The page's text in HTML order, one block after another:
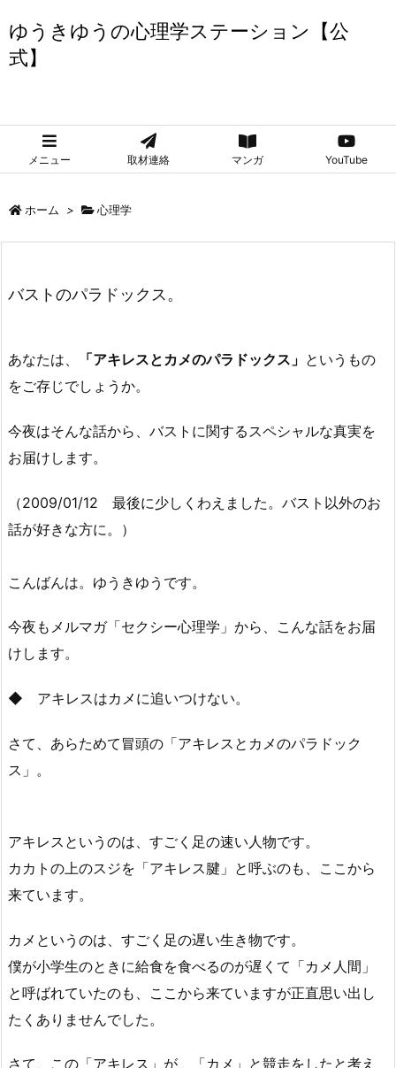
ゆうきゆうの心理学ステーション【公
式】
メニュー 取材連絡 マンガ YouTube
ホーム > 心理学
バストのパラドックス。
あなたは、 「アキレスとカメのパラドックス」 というもの
をご存じでしょうか。
今夜はそんな話から、バストに関するスペシャルな真実を
お届けします。
（2009/01/12 最後に少しくわえました。バスト以外のお
話が好きな方に。）
こんばんは。ゆうきゆうです。
今夜もメルマガ「セクシー心理学」から、こんな話をお届
けします。
◆ アキレスはカメに追いつけない。
さて、あらためて冒頭の「アキレスとカメのパラドック
ス」。
アキレスというのは、すごく足の速い人物です。
カカトの上のスジを「アキレス腱」と呼ぶのも、ここから
来ています。
カメというのは、すごく足の遅い生き物です。
僕が小学生のときに給食を食べるのが遅くて「カメ人間」
と呼ばれていたのも、ここから来ていますが正直思い出し
たくありませんでした。
さて、この「アキレス」が、「カメ」と競走をしたと考え